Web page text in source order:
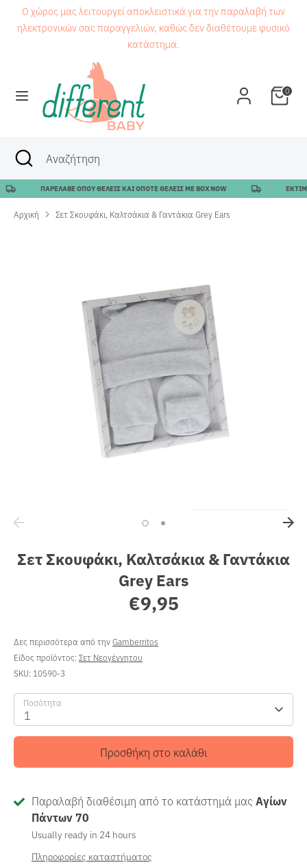
Μετάβαση
Ο χώρος μας λειτουργεί αποκλειστικά για την παραλαβή των
ηλεκτρονικών σας παραγγελιών, καθώς δεν διαθέτουμε φυσικό
κατάστημα.
0
Αναζήτηση
ΑναζήτησηΑναζήτηση
Κλείσιμο
αναζήτησης
ΠΑΡΕΛΑΒΕ ΟΠΟΥ ΘΕΛΕΙΣ ΚΑΙ ΟΠΟΤΕ ΘΕΛΕΙΣ ΜΕ BOX NOW
Αρχική Σετ Σκουφάκι, Καλτσάκια & Γαντάκια Grey Ears
Σετ Σκουφάκι, Καλτσάκια & Γαντάκια
Grey Ears
€9,95
Δες περισσότερα από τηνGamberritos
Είδος προϊόντος:Σετ Νεογέννητου
SKU: 10590-3
Ποσότητα
1
Προσθήκη στο καλάθι
Παραλαβή διαθέσιμη από το κατάστημά μας Αγίων
Πάντων 70
Usually ready in 24 hours
Πληροφορίες καταστήματος